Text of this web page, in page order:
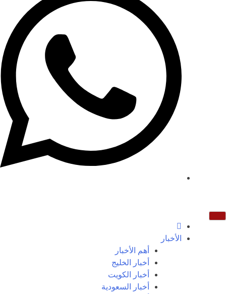
الأخبار
أهم الأخبار
أخبار الخليج
أخبار الكويت
أخبار السعودية